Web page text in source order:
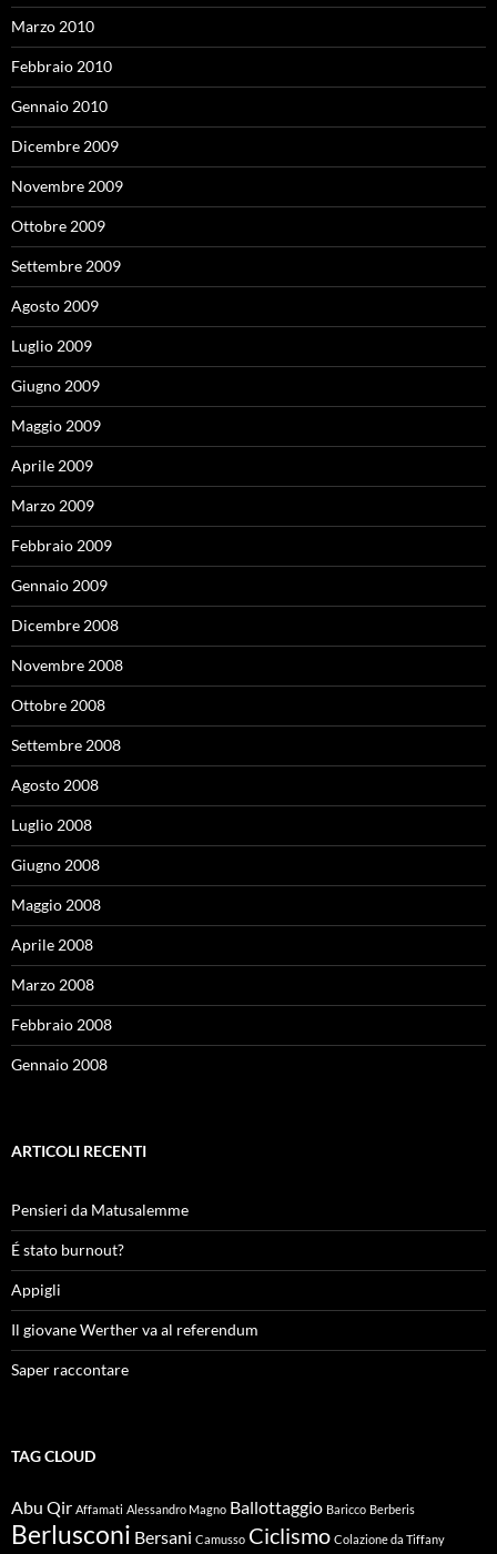
Marzo 2010
Febbraio 2010
Gennaio 2010
Dicembre 2009
Novembre 2009
Ottobre 2009
Settembre 2009
Agosto 2009
Luglio 2009
Giugno 2009
Maggio 2009
Aprile 2009
Marzo 2009
Febbraio 2009
Gennaio 2009
Dicembre 2008
Novembre 2008
Ottobre 2008
Settembre 2008
Agosto 2008
Luglio 2008
Giugno 2008
Maggio 2008
Aprile 2008
Marzo 2008
Febbraio 2008
Gennaio 2008
ARTICOLI RECENTI
Pensieri da Matusalemme
É stato burnout?
Appigli
Il giovane Werther va al referendum
Saper raccontare
TAG CLOUD
Abu Qir Affamati Alessandro Magno Ballottaggio Baricco Berberis
Berlusconi Bersani Camusso Ciclismo Colazione da Tiffany